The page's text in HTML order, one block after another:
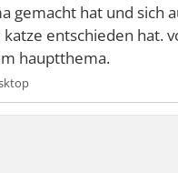
gemacht hat und sich
entschieden hat.
hauptthema.